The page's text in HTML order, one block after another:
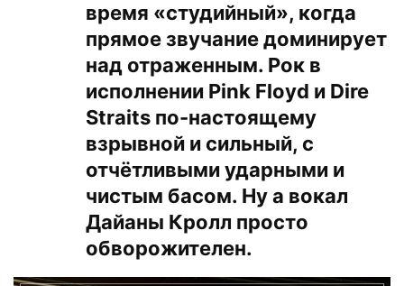
время «студийный», когда
прямое звучание доминирует
над отраженным. Рок в
исполнении Pink Floyd и Dire
Straits по-настоящему
взрывной и сильный, с
отчётливыми ударными и
чистым басом. Ну а вокал
Дайаны Кролл просто
обворожителен.